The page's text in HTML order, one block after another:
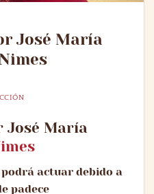
José María
José María
actuar debido a
padece